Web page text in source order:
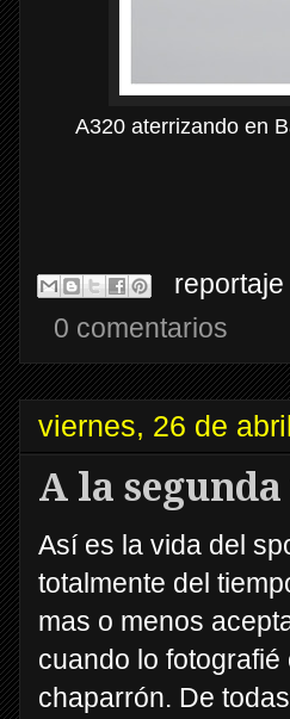
A320 aterrizando en
reportaje
0 comentarios
viernes, 26 de
A la
Así es la vida del
totalmente del
mas o menos
cuando lo
chaparrón. De